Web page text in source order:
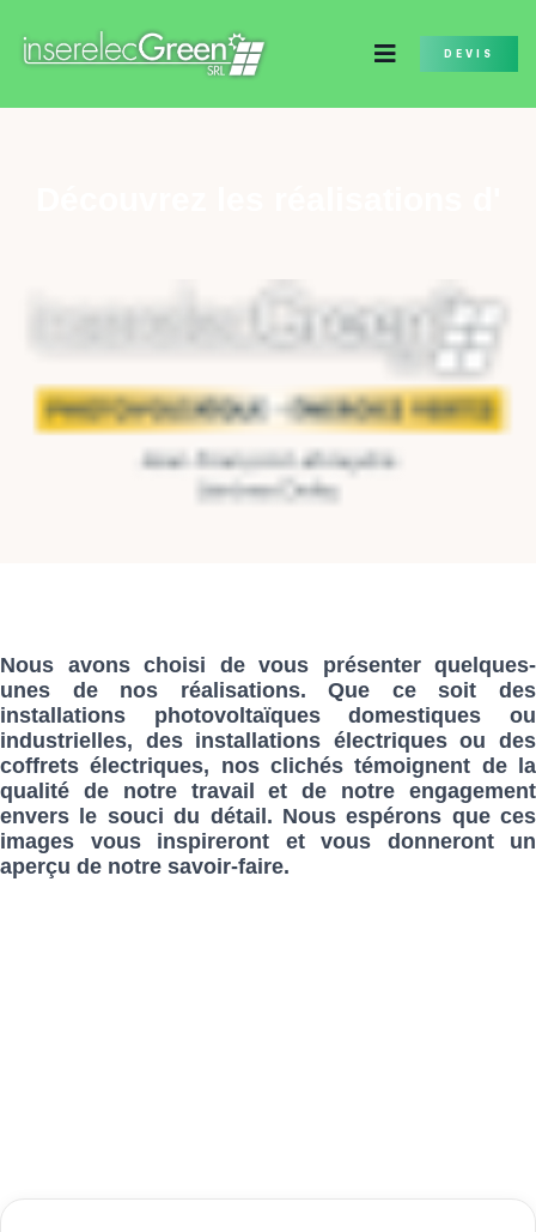
DEVIS
Nous avons choisi de vous présenter quelques-
unes de nos réalisations. Que ce soit des
installations photovoltaïques domestiques ou
industrielles, des installations électriques ou des
coffrets électriques, nos clichés témoignent de la
qualité de notre travail et de notre engagement
envers le souci du détail. Nous espérons que ces
images vous inspireront et vous donneront un
aperçu de notre savoir-faire.